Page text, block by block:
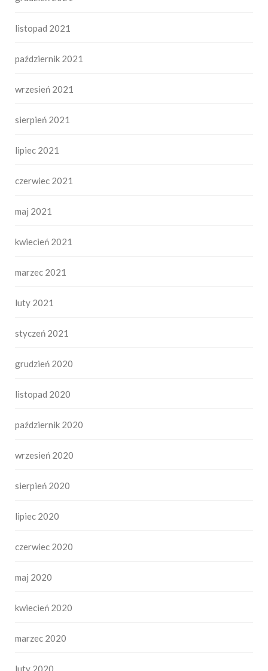
listopad 2021
październik 2021
wrzesień 2021
sierpień 2021
lipiec 2021
czerwiec 2021
maj 2021
kwiecień 2021
marzec 2021
luty 2021
styczeń 2021
grudzień 2020
listopad 2020
październik 2020
wrzesień 2020
sierpień 2020
lipiec 2020
czerwiec 2020
maj 2020
kwiecień 2020
marzec 2020
luty 2020